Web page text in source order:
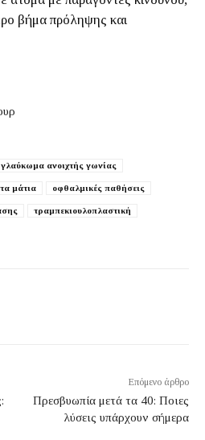
βήμα πρόληψης και
γλαύκωμα ανοιχτής γωνίας
μάτια οφθαλμικές παθήσεις
τραμπεκιουλοπλαστική
Επόμενο άρθρο
Πρεσβυωπία μετά τα 40: Ποιες
λύσεις υπάρχουν σήμερα